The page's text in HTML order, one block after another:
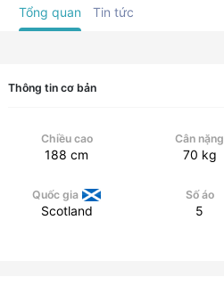
Tổng quan Tin tức
Thông tin cơ bản
Chiều cao
188 cm
Cân nặng
70 kg
Quốc gia
Scotland
Số áo
5